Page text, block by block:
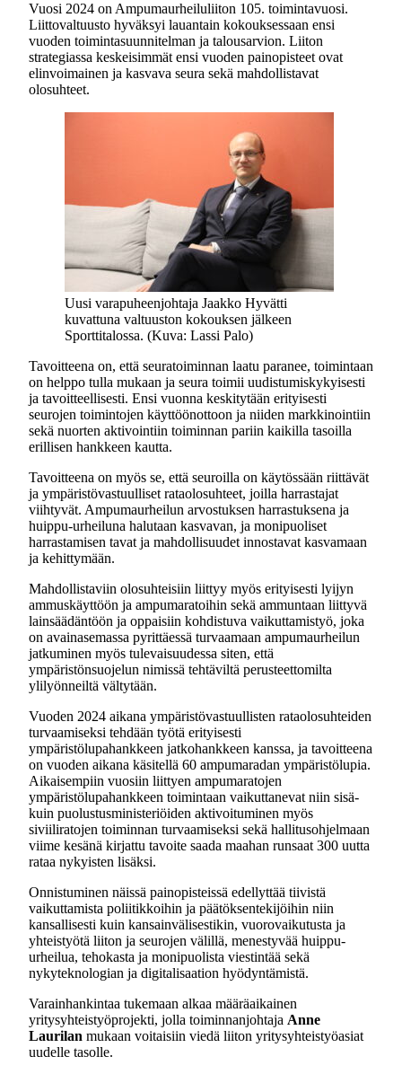
Vuosi 2024 on Ampumaurheiluliiton 105. toimintavuosi.
Liittovaltuusto hyväksyi lauantain kokouksessaan ensi
vuoden toimintasuunnitelman ja talousarvion. Liiton
strategiassa keskeisimmät ensi vuoden painopisteet ovat
elinvoimainen ja kasvava seura sekä mahdollistavat
olosuhteet.
Uusi varapuheenjohtaja Jaakko Hyvätti
kuvattuna valtuuston kokouksen jälkeen
Sporttitalossa. (Kuva: Lassi Palo)
Tavoitteena on, että seuratoiminnan laatu paranee, toimintaan
on helppo tulla mukaan ja seura toimii uudistumiskykyisesti
ja tavoitteellisesti. Ensi vuonna keskitytään erityisesti
seurojen toimintojen käyttöönottoon ja niiden markkinointiin
sekä nuorten aktivointiin toiminnan pariin kaikilla tasoilla
erillisen hankkeen kautta.
Tavoitteena on myös se, että seuroilla on käytössään riittävät
ja ympäristövastuulliset rataolosuhteet, joilla harrastajat
viihtyvät. Ampumaurheilun arvostuksen harrastuksena ja
huippu-urheiluna halutaan kasvavan, ja monipuoliset
harrastamisen tavat ja mahdollisuudet innostavat kasvamaan
ja kehittymään.
Mahdollistaviin olosuhteisiin liittyy myös erityisesti lyijyn
ammuskäyttöön ja ampumaratoihin sekä ammuntaan liittyvä
lainsäädäntöön ja oppaisiin kohdistuva vaikuttamistyö, joka
on avainasemassa pyrittäessä turvaamaan ampumaurheilun
jatkuminen myös tulevaisuudessa siten, että
ympäristönsuojelun nimissä tehtäviltä perusteettomilta
ylilyönneiltä vältytään.
Vuoden 2024 aikana ympäristövastuullisten rataolosuhteiden
turvaamiseksi tehdään työtä erityisesti
ympäristölupahankkeen jatkohankkeen kanssa, ja tavoitteena
on vuoden aikana käsitellä 60 ampumaradan ympäristölupia.
Aikaisempiin vuosiin liittyen ampumaratojen
ympäristölupahankkeen toimintaan vaikuttanevat niin sisä-
kuin puolustusministeriöiden aktivoituminen myös
siviiliratojen toiminnan turvaamiseksi sekä hallitusohjelmaan
viime kesänä kirjattu tavoite saada maahan runsaat 300 uutta
rataa nykyisten lisäksi.
Onnistuminen näissä painopisteissä edellyttää tiivistä
vaikuttamista poliitikkoihin ja päätöksentekijöihin niin
kansallisesti kuin kansainvälisestikin, vuorovaikutusta ja
yhteistyötä liiton ja seurojen välillä, menestyvää huippu-
urheilua, tehokasta ja monipuolista viestintää sekä
nykyteknologian ja digitalisaation hyödyntämistä.
Varainhankintaa tukemaan alkaa määräaikainen
yritysyhteistyöprojekti, jolla toiminnanjohtaja Anne
Laurilan mukaan voitaisiin viedä liiton yritysyhteistyöasiat
uudelle tasolle.